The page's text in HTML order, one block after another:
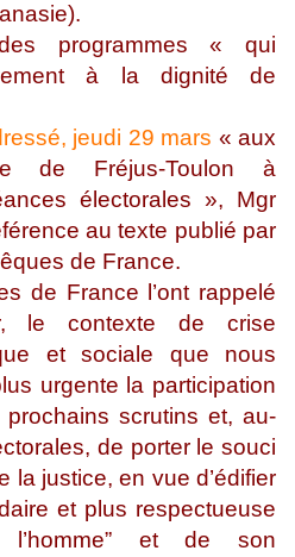
programmes « qui
à la dignité de
jeudi 29 mars « aux
de Fréjus-Toulon à
électorales », Mgr
au texte publié par
de France.
de France l’ont rappelé
le contexte de crise
et sociale que nous
urgente la participation
scrutins et, au-
de porter le souci
la justice, en vue d’édifier
et plus respectueuse
l’homme” et de son